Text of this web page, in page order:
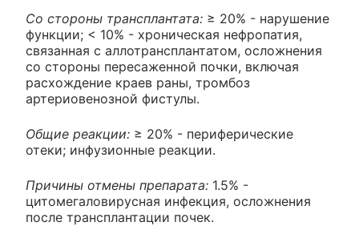
Со стороны трансплантата: ≥ 20% - нарушение
функции; < 10% - хроническая нефропатия,
связанная с аллотрансплантатом, осложнения
со стороны пересаженной почки, включая
расхождение краев раны, тромбоз
артериовенозной фистулы.
Общие реакции: ≥ 20% - периферические
отеки; инфузионные реакции.
Причины отмены препарата: 1.5% -
цитомегаловирусная инфекция, осложнения
после трансплантации почек.